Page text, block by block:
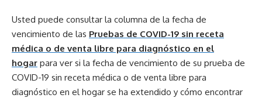
Usted puede consultar la columna de la fecha de
vencimiento de las Pruebas de COVID-19 sin receta
médica o de venta libre para diagnóstico en el
hogar para ver si la fecha de vencimiento de su prueba de
COVID-19 sin receta médica o de venta libre para
diagnóstico en el hogar se ha extendido y cómo encontrar